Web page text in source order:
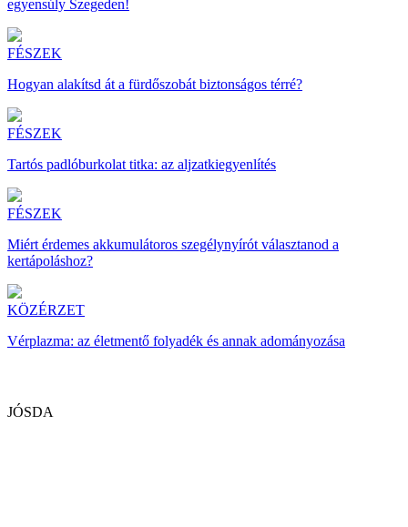
egyensúly Szegeden!
FÉSZEK
Hogyan alakítsd át a fürdőszobát biztonságos térré?
FÉSZEK
Tartós padlóburkolat titka: az aljzatkiegyenlítés
FÉSZEK
Miért érdemes akkumulátoros szegélynyírót választanod a
kertápoláshoz?
KÖZÉRZET
Vérplazma: az életmentő folyadék és annak adományozása
JÓSDA